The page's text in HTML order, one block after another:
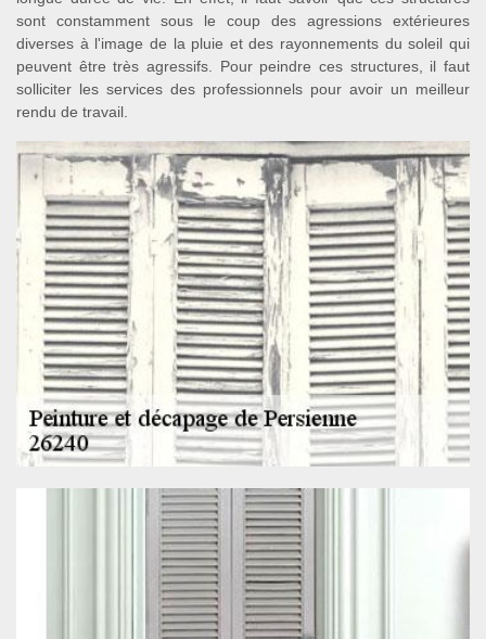
sont constamment sous le coup des agressions extérieures
diverses à l'image de la pluie et des rayonnements du soleil qui
peuvent être très agressifs. Pour peindre ces structures, il faut
solliciter les services des professionnels pour avoir un meilleur
rendu de travail.